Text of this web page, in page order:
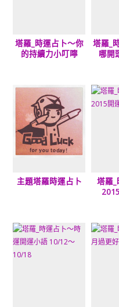
塔羅_時運占卜～你
的持續力小叮嚀
塔羅_
哪開
主題塔羅時運占卜
塔羅